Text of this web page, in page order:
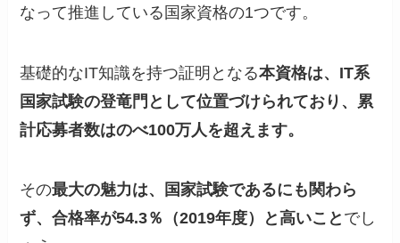
なって推進している国家資格の1つです。
基礎的なIT知識を持つ証明となる本資格は、IT系
国家試験の登竜門として位置づけられており、累
計応募者数はのべ100万人を超えます。
その最大の魅力は、国家試験であるにも関わら
ず、合格率が54.3％（2019年度）と高いこと でし